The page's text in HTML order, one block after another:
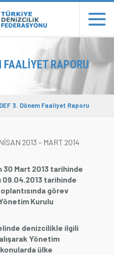
FAALIYET RAPORU
3. Dönem Faaliyet Raporu
2013 – MART 2014
30 Mart 2013 tarihinde
09.04.2013 tarihinde
görev
Yönetim Kurulu
denizcilikle ilgili
Yönetim
ülke